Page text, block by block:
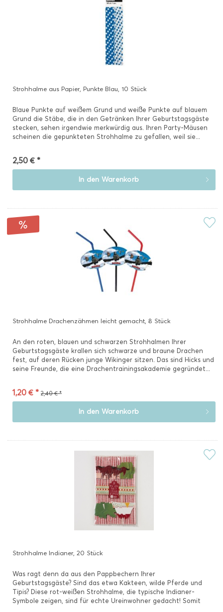
Strohhalme aus Papier, Punkte Blau, 10 Stück
Blaue Punkte auf weißem Grund und weiße Punkte auf blauem
Grund die Stäbe, die in den Getränken Ihrer Geburtstagsgäste
stecken, sehen irgendwie merkwürdig aus. Ihren Party-Mäusen
scheinen die gepunkteten Strohhalme zu gefallen, weil sie...
2,50 € *
In den Warenkorb
Strohhalme Drachenzähmen leicht gemacht, 8 Stück
An den roten, blauen und schwarzen Strohhalmen Ihrer
Geburtstagsgäste krallen sich schwarze und braune Drachen
fest, auf deren Rücken junge Wikinger sitzen. Das sind Hicks und
seine Freunde, die eine Drachentrainingsakademie gegründet...
1,20 € * 2,40 € *
In den Warenkorb
Strohhalme Indianer, 20 Stück
Was ragt denn da aus den Pappbechern Ihrer
Geburtstagsgäste? Sind das etwa Kakteen, wilde Pferde und
Tipis? Diese rot-weißen Strohhalme, die typische Indianer-
Symbole zeigen, sind für echte Ureinwohner gedacht! Somit